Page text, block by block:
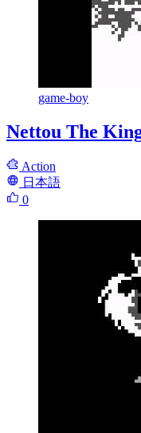
game-boy
Nettou The
Action
日本語
0